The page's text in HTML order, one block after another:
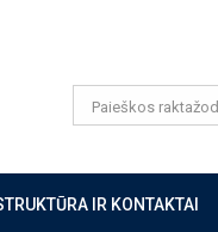
IR KONTAKTAI